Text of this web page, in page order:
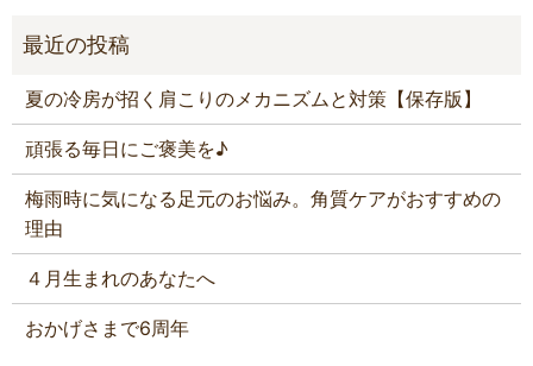
夏の冷房が招く肩こりのメカニズムと対策【保存版】
頑張る毎日にご褒美を♪
梅雨時に気になる足元のお悩み。角質ケアがおすすめの
理由
４月生まれのあなたへ
おかげさまで6周年